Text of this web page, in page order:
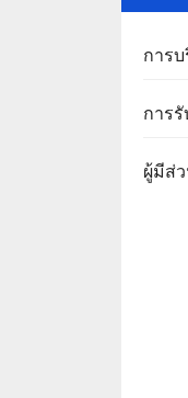
การ
การ
ผู้มีส่